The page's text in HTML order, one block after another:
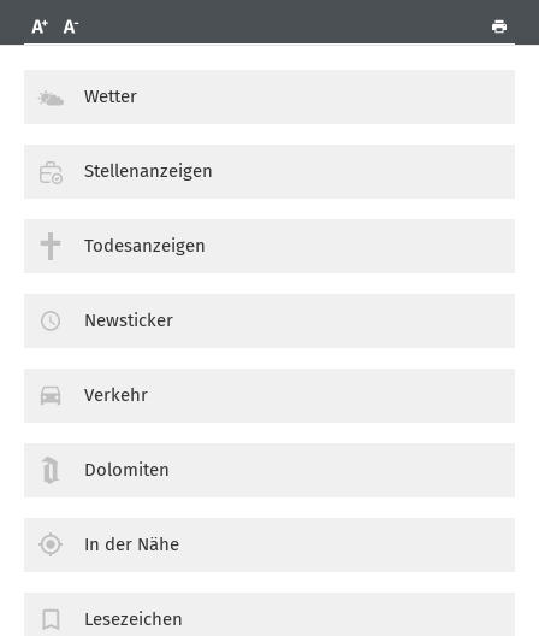
Wetter
Stellenanzeigen
Todesanzeigen
Newsticker
Verkehr
Dolomiten
In der Nähe
Lesezeichen